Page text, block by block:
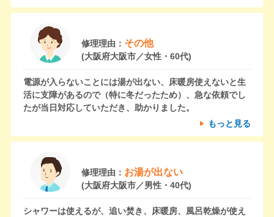
修理理由： その他
(大阪府大阪市／女性・60代)
電源が入らないことには湯が出ない、床暖房使えないと生
活に支障があるので（特に冬だったため）、急な依頼でし
たが当日対応していただき、助かりました。
もっと見る
修理理由： お湯が出ない
(大阪府大阪市／男性・40代)
シャワーは使えるが、追い焚き、床暖房、風呂乾燥が使え